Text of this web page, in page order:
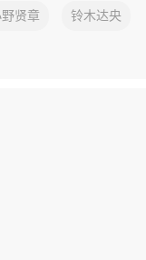
野贤章 铃木达央